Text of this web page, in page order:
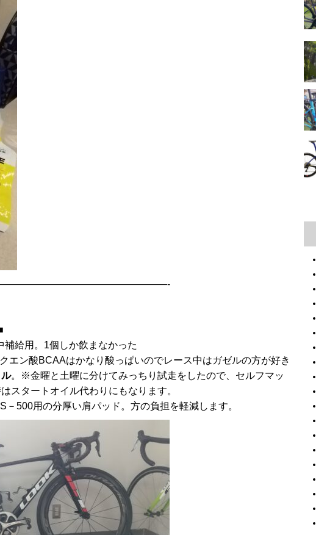
給用。1個しか飲まなかった
エン酸BCAAはかなり酸っぱいのでレース中はガゼルの方が好き
。※金曜と土曜に分けてみっちり試走をしたので、セルフマッ
スタートオイル代わりにもなります。
500用の分厚い肩パッド。方の負担を軽減します。